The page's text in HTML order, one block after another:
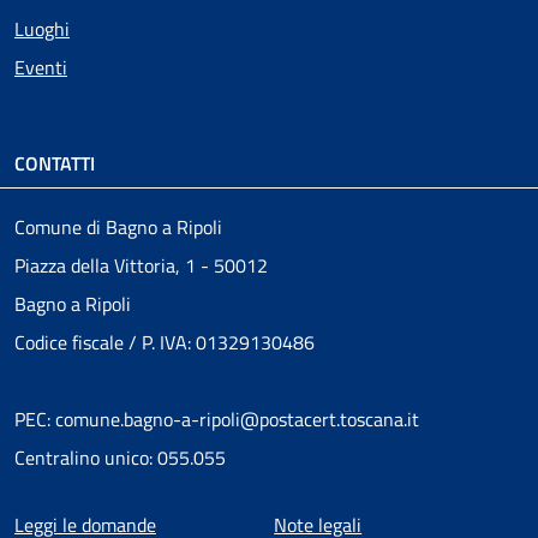
Luoghi
Eventi
CONTATTI
Comune di Bagno a Ripoli
Piazza della Vittoria, 1 - 50012
Bagno a Ripoli
Codice fiscale / P. IVA: 01329130486
PEC: comune.bagno-a-ripoli@postacert.toscana.it
Centralino unico: 055.055
Leggi le domande Note legali